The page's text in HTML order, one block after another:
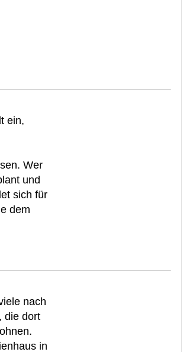
ein,
Wer
und
sich für
dem
nach
die dort
in